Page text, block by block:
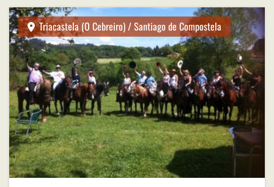
Triacastela (O Cebreiro) / Santiago de Compostela